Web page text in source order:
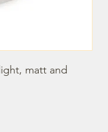
matt and